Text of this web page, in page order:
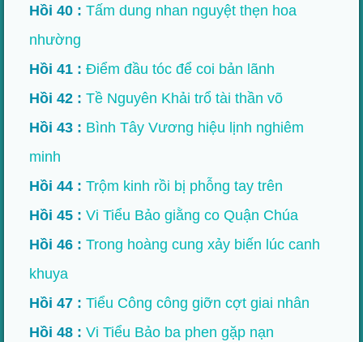
Hồi 40 : Tấm dung nhan nguyệt thẹn hoa
nhường
Hồi 41 : Điểm đầu tóc để coi bản lãnh
Hồi 42 : Tề Nguyên Khải trổ tài thần võ
Hồi 43 : Bình Tây Vương hiệu lịnh nghiêm
minh
Hồi 44 : Trộm kinh rồi bị phỗng tay trên
Hồi 45 : Vi Tiểu Bảo giằng co Quận Chúa
Hồi 46 : Trong hoàng cung xảy biến lúc canh
khuya
Hồi 47 : Tiểu Công công giỡn cợt giai nhân
Hồi 48 : Vi Tiểu Bảo ba phen gặp nạn